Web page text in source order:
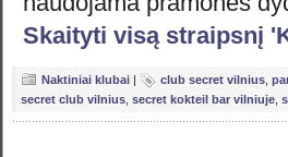
Skaityti visą straipsnį
Naktiniai klubai | club secret vilnius
secret club vilnius secret kokteil bar vilniuje